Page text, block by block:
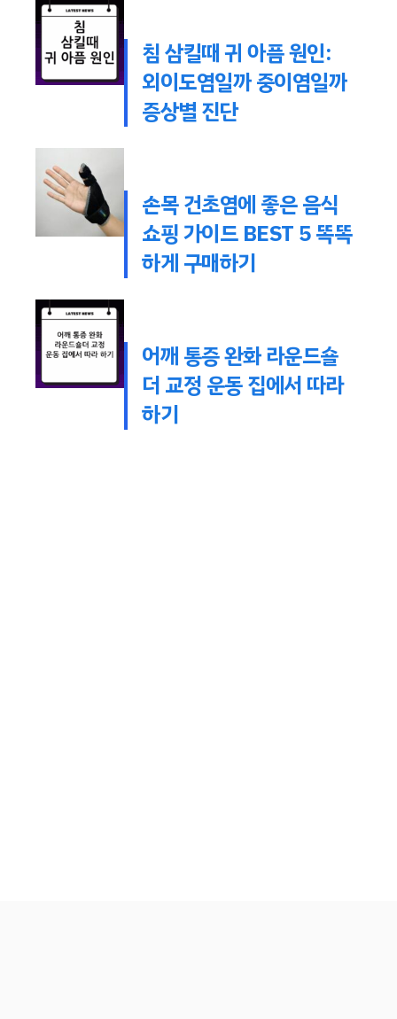
침 삼킬때 귀 아픔 원인:
외이도염일까 중이염일까
증상별 진단
손목 건초염에 좋은 음식
쇼핑 가이드 BEST 5 똑똑
하게 구매하기
어깨 통증 완화 라운드숄
더 교정 운동 집에서 따라
하기